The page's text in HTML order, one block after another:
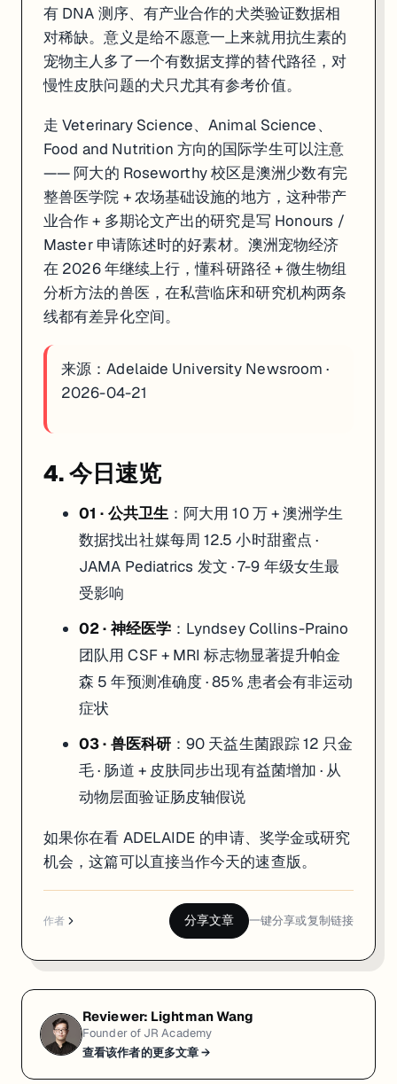
有 DNA 测序、有产业合作的犬类验证数据相
对稀缺。意义是给不愿意一上来就用抗生素的
宠物主人多了一个有数据支撑的替代路径，对
慢性皮肤问题的犬只尤其有参考价值。
走 Veterinary Science、Animal Science、
Food and Nutrition 方向的国际学生可以注意
—— 阿大的 Roseworthy 校区是澳洲少数有完
整兽医学院 + 农场基础设施的地方，这种带产
业合作 + 多期论文产出的研究是写 Honours /
Master 申请陈述时的好素材。澳洲宠物经济
在 2026 年继续上行，懂科研路径 + 微生物组
分析方法的兽医，在私营临床和研究机构两条
线都有差异化空间。
来源：Adelaide University Newsroom ·
2026-04-21
4. 今日速览
01 · 公共卫生：阿大用 10 万 + 澳洲学生
数据找出社媒每周 12.5 小时甜蜜点 ·
JAMA Pediatrics 发文 · 7-9 年级女生最
受影响
02 · 神经医学：Lyndsey Collins-Praino
团队用 CSF + MRI 标志物显著提升帕金
森 5 年预测准确度 · 85% 患者会有非运动
症状
03 · 兽医科研：90 天益生菌跟踪 12 只金
毛 · 肠道 + 皮肤同步出现有益菌增加 · 从
动物层面验证肠皮轴假说
如果你在看 ADELAIDE 的申请、奖学金或研究
机会，这篇可以直接当作今天的速查版。
作者 分享文章 一键分享或复制链接
Reviewer: Lightman Wang
Founder of JR Academy
查看该作者的更多文章 →